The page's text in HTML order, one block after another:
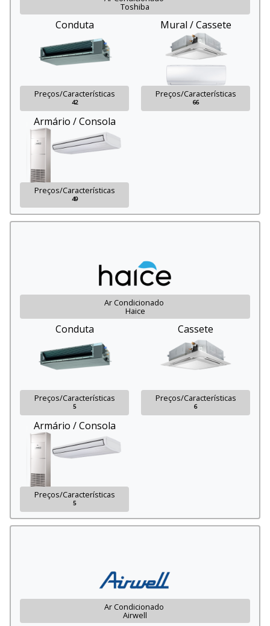
Toshiba
Conduta
Preços/Características
42
Mural / Cassete
Preços/Características
66
Armário / Consola
Preços/Características
49
Ar Condicionado
Haice
Conduta
Preços/Características
5
Cassete
Preços/Características
6
Armário / Consola
Preços/Características
5
Ar Condicionado
Airwell